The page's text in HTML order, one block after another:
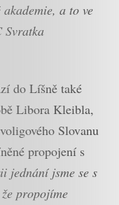
a to ve
Svratka
do Líšně také
Libora Kleibla,
Slovanu
propojení s
jednání jsme se s
propojíme